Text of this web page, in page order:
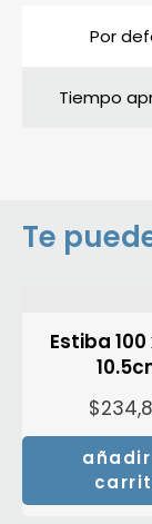
Por
Tiempo
Te
Estiba 100
$